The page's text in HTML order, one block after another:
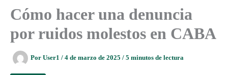
Cómo hacer una denuncia
por ruidos molestos en CABA
Por User1 / 4 de marzo de 2025 / 5 minutos de lectura